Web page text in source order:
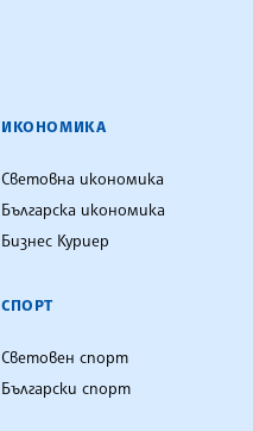
ИКОНОМИКА
Световна икономика
Българска икономика
Бизнес Куриер
СПОРТ
Световен спорт
Български спорт